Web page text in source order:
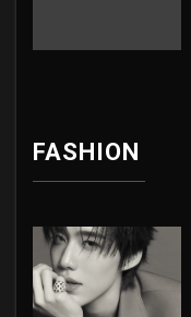
FASHION